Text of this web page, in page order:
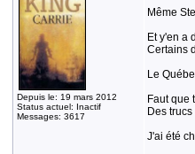
Depuis le: 19 mars 2012
Status actuel: Inactif
Messages: 3617
Même
Et y'en a
Certains
Le
Faut que
Des
J'ai été